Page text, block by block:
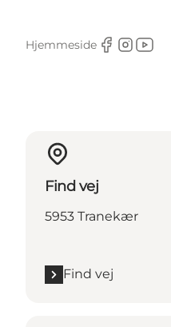
Hjemmeside
Facebook
Find vej
5953 Tranekær
Find vej